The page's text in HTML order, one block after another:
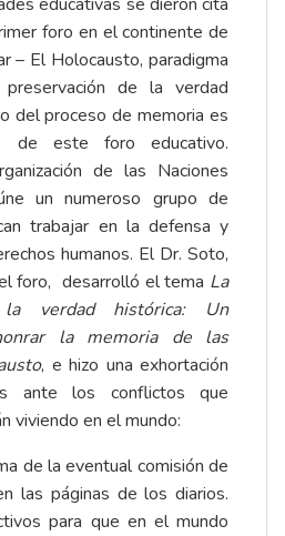
foro en el continente de
– El Holocausto, paradigma
preservación de la verdad
del proceso de memoria es
de este foro educativo.
de las Naciones
un numeroso grupo de
trabajar en la defensa y
humanos. El Dr. Soto,
foro, desarrolló el tema La
la verdad histórica: Un
la memoria de las
, e hizo una exhortación
ante los conflictos que
viviendo en el mundo:
de la eventual comisión de
las páginas de los diarios.
para que en el mundo